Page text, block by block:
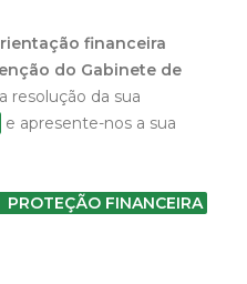
financeira
do Gabinete de
resolução da sua
e apresente-nos a sua
FINANCEIRA